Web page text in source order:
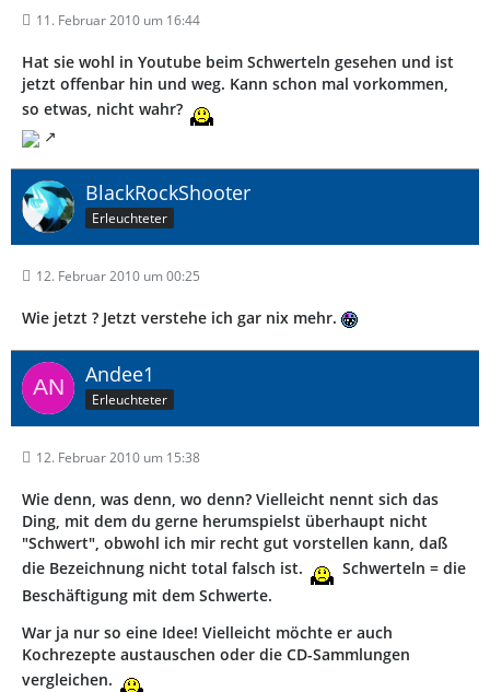
11. Februar 2010 um 16:44
Hat sie wohl in Youtube beim Schwerteln gesehen und ist
jetzt offenbar hin und weg. Kann schon mal vorkommen,
so etwas, nicht wahr?
BlackRockShooter
Erleuchteter
12. Februar 2010 um 00:25
Wie jetzt ? Jetzt verstehe ich gar nix mehr.
Andee1
Erleuchteter
12. Februar 2010 um 15:38
Wie denn, was denn, wo denn? Vielleicht nennt sich das
Ding, mit dem du gerne herumspielst überhaupt nicht
"Schwert", obwohl ich mir recht gut vorstellen kann, daß
die Bezeichnung nicht total falsch ist.
Schwerteln = die
Beschäftigung mit dem Schwerte.
War ja nur so eine Idee! Vielleicht möchte er auch
Kochrezepte austauschen oder die CD-Sammlungen
vergleichen.